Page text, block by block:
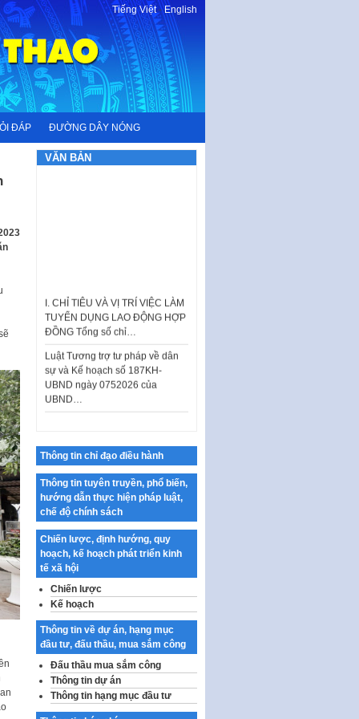
Tiếng Việt-English
ĐÁP ĐƯỜNG DÂY NÓNG
VĂN BẢN
TUYỂN DỤNG LAO ĐỘNG HỢP
ĐỒNG Tổng số chỉ…
Luật Tương trợ tư pháp về dân
sự và Kế hoạch số 187KH-
UBND ngày 0752026 của
UBND…
Ban hành Danh mục vị trí khai
Kế hoạch Tổ chức Cuộc thi
chính luận về bảo vệ nền tảng tư
tưởng của Đảng…
Công bố công khai dự toán kinh
phí xây dựng pháp luật, hoàn
thiện thể chế, chính…
Quy định về nghiên cứu, ứng
dụng khoa học, công nghệ, đổi
mới sáng tạo và chuyển…
Quy định chi tiết và hướng dẫn
thi hành một số điều của Luật Lý
lịch tư…
Sửa đổi, bổ sung một số nội
dung tại Nghị quyết số 30/NQ-
CP ngày 24 tháng 02…
Thông tin chỉ đạo điều hành
Thông tin tuyên truyền, phổ biến,
hướng dẫn thực hiện pháp luật,
chế độ chính sách
Chiến lược, định hướng, quy
hoạch, kế hoạch phát triển kinh
tế xã hội
Chiến lược
Kế hoạch
Thông tin về dự án, hạng mục
đầu tư, đấu thầu, mua sắm công
Đấu thầu mua sắm công
Thông tin dự án
Thông tin hạng mục đầu tư